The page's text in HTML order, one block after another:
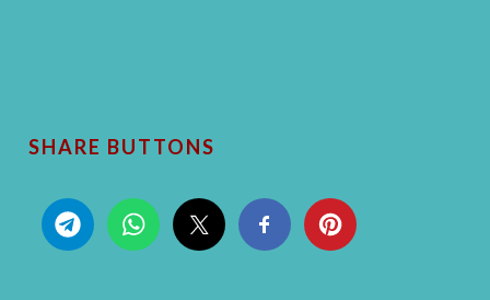
SHARE BUTTONS